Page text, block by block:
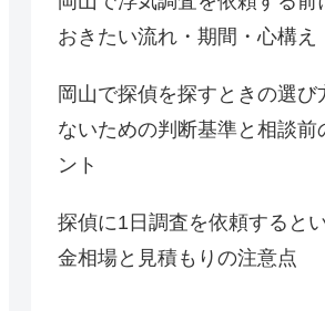
おきたい流れ・期間・心構え
岡山で探偵を探すときの選び
ないための判断基準と相談前
ント
探偵に1日調査を依頼すると
金相場と見積もりの注意点